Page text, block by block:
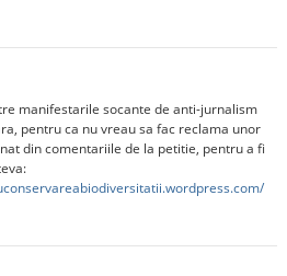
manifestarile socante de anti-jurnalism
pentru ca nu vreau sa fac reclama unor
din comentariile de la petitie, pentru a fi